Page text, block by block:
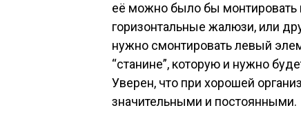
её можно было бы монтировать
горизонтальные жалюзи, или
нужно смонтировать левый
“станине”, которую и нужно
Уверен, что при хорошей
значительными и постоянными.